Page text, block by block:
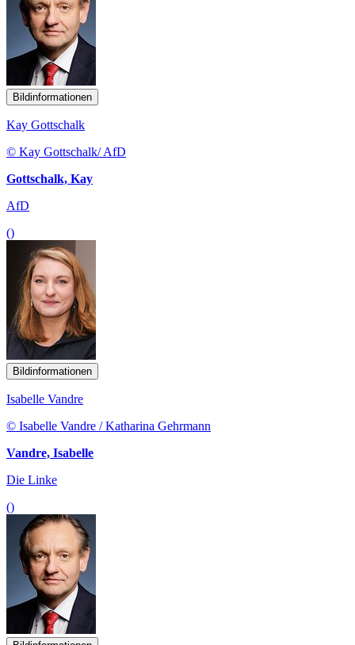
Bildinformationen
Kay Gottschalk
© Kay Gottschalk/ AfD
Gottschalk, Kay
AfD
()
Bildinformationen
Isabelle Vandre
© Isabelle Vandre / Katharina Gehrmann
Vandre, Isabelle
Die Linke
()